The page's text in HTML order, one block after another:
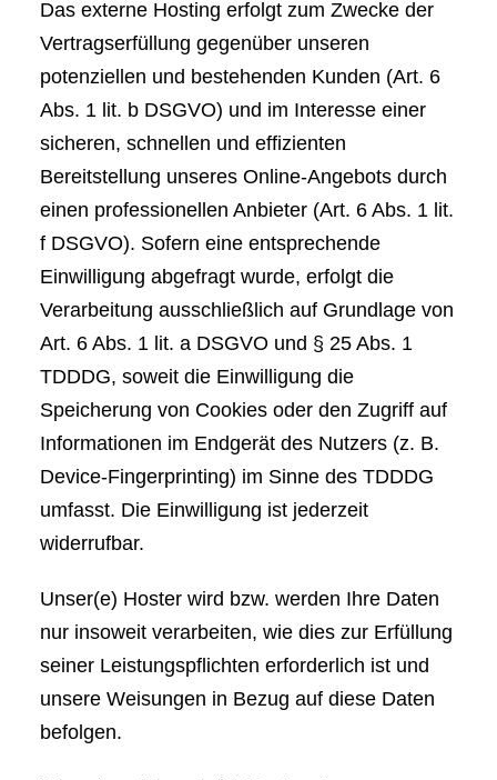
Das externe Hosting erfolgt zum Zwecke der
Vertragserfüllung gegenüber unseren
potenziellen und bestehenden Kunden (Art. 6
Abs. 1 lit. b DSGVO) und im Interesse einer
sicheren, schnellen und effizienten
Bereitstellung unseres Online-Angebots durch
einen professionellen Anbieter (Art. 6 Abs. 1 lit.
f DSGVO). Sofern eine entsprechende
Einwilligung abgefragt wurde, erfolgt die
Verarbeitung ausschließlich auf Grundlage von
Art. 6 Abs. 1 lit. a DSGVO und § 25 Abs. 1
TDDDG, soweit die Einwilligung die
Speicherung von Cookies oder den Zugriff auf
Informationen im Endgerät des Nutzers (z. B.
Device-Fingerprinting) im Sinne des TDDDG
umfasst. Die Einwilligung ist jederzeit
widerrufbar.
Unser(e) Hoster wird bzw. werden Ihre Daten
nur insoweit verarbeiten, wie dies zur Erfüllung
seiner Leistungspflichten erforderlich ist und
unsere Weisungen in Bezug auf diese Daten
befolgen.